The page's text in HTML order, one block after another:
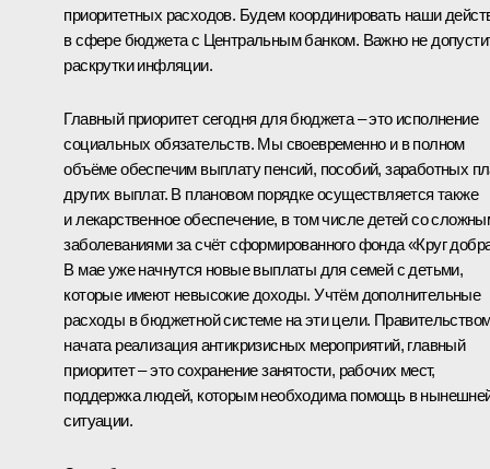
приоритетных расходов. Будем координировать наши
в сфере бюджета с Центральным банком. Важно не
раскрутки инфляции.
Главный приоритет сегодня для бюджета – это исполнение
социальных обязательств. Мы своевременно и в полном
объёме обеспечим выплату пенсий, пособий, заработных
других выплат. В плановом порядке осуществляется также
и лекарственное обеспечение, в том числе детей со
заболеваниями за счёт сформированного фонда «Круг
В мае уже начнутся новые выплаты для семей с детьми,
которые имеют невысокие доходы. Учтём дополнительные
расходы в бюджетной системе на эти цели.
начата реализация антикризисных мероприятий, главный
приоритет – это сохранение занятости, рабочих мест,
поддержка людей, которым необходима помощь в
ситуации.